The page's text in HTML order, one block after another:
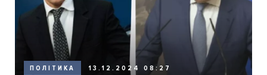
ПОЛІТИКА 13.12.2024 08:27